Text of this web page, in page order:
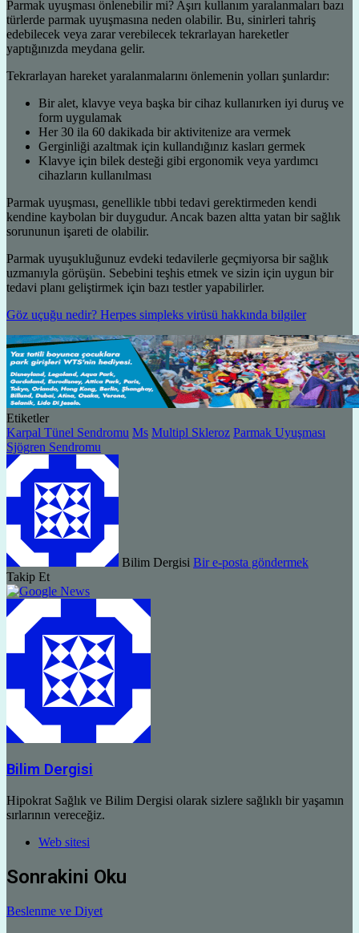
Parmak uyuşması önlenebilir mi? Aşırı kullanım yaralanmaları bazı
türlerde parmak uyuşmasına neden olabilir. Bu, sinirleri tahriş
edebilecek veya zarar verebilecek tekrarlayan hareketler
yaptığınızda meydana gelir.
Tekrarlayan hareket yaralanmalarını önlemenin yolları şunlardır:
Bir alet, klavye veya başka bir cihaz kullanırken iyi duruş ve
form uygulamak
Her 30 ila 60 dakikada bir aktivitenize ara vermek
Gerginliği azaltmak için kullandığınız kasları germek
Klavye için bilek desteği gibi ergonomik veya yardımcı
cihazların kullanılması
Parmak uyuşması, genellikle tıbbi tedavi gerektirmeden kendi
kendine kaybolan bir duygudur. Ancak bazen altta yatan bir sağlık
sorununun işareti de olabilir.
Parmak uyuşukluğunuz evdeki tedavilerle geçmiyorsa bir sağlık
uzmanıyla görüşün. Sebebini teşhis etmek ve sizin için uygun bir
tedavi planı geliştirmek için bazı testler yapabilirler.
Göz uçuğu nedir? Herpes simpleks virüsü hakkında bilgiler
Etiketler
Karpal Tünel Sendromu Ms Multipl Skleroz Parmak Uyuşması
Sjögren Sendromu
Bilim Dergisi Bir e-posta göndermek
Takip Et
Bilim Dergisi
Hipokrat Sağlık ve Bilim Dergisi olarak sizlere sağlıklı bir yaşamın
sırlarının vereceğiz.
Web sitesi
Sonrakini Oku
Beslenme ve Diyet